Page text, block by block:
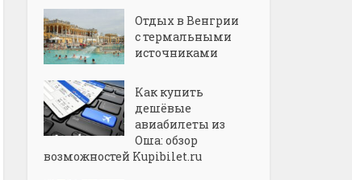
Отдых в Венгрии
с термальными
источниками
Как купить
дешёвые
авиабилеты из
Оша: обзор
возможностей Kupibilet.ru